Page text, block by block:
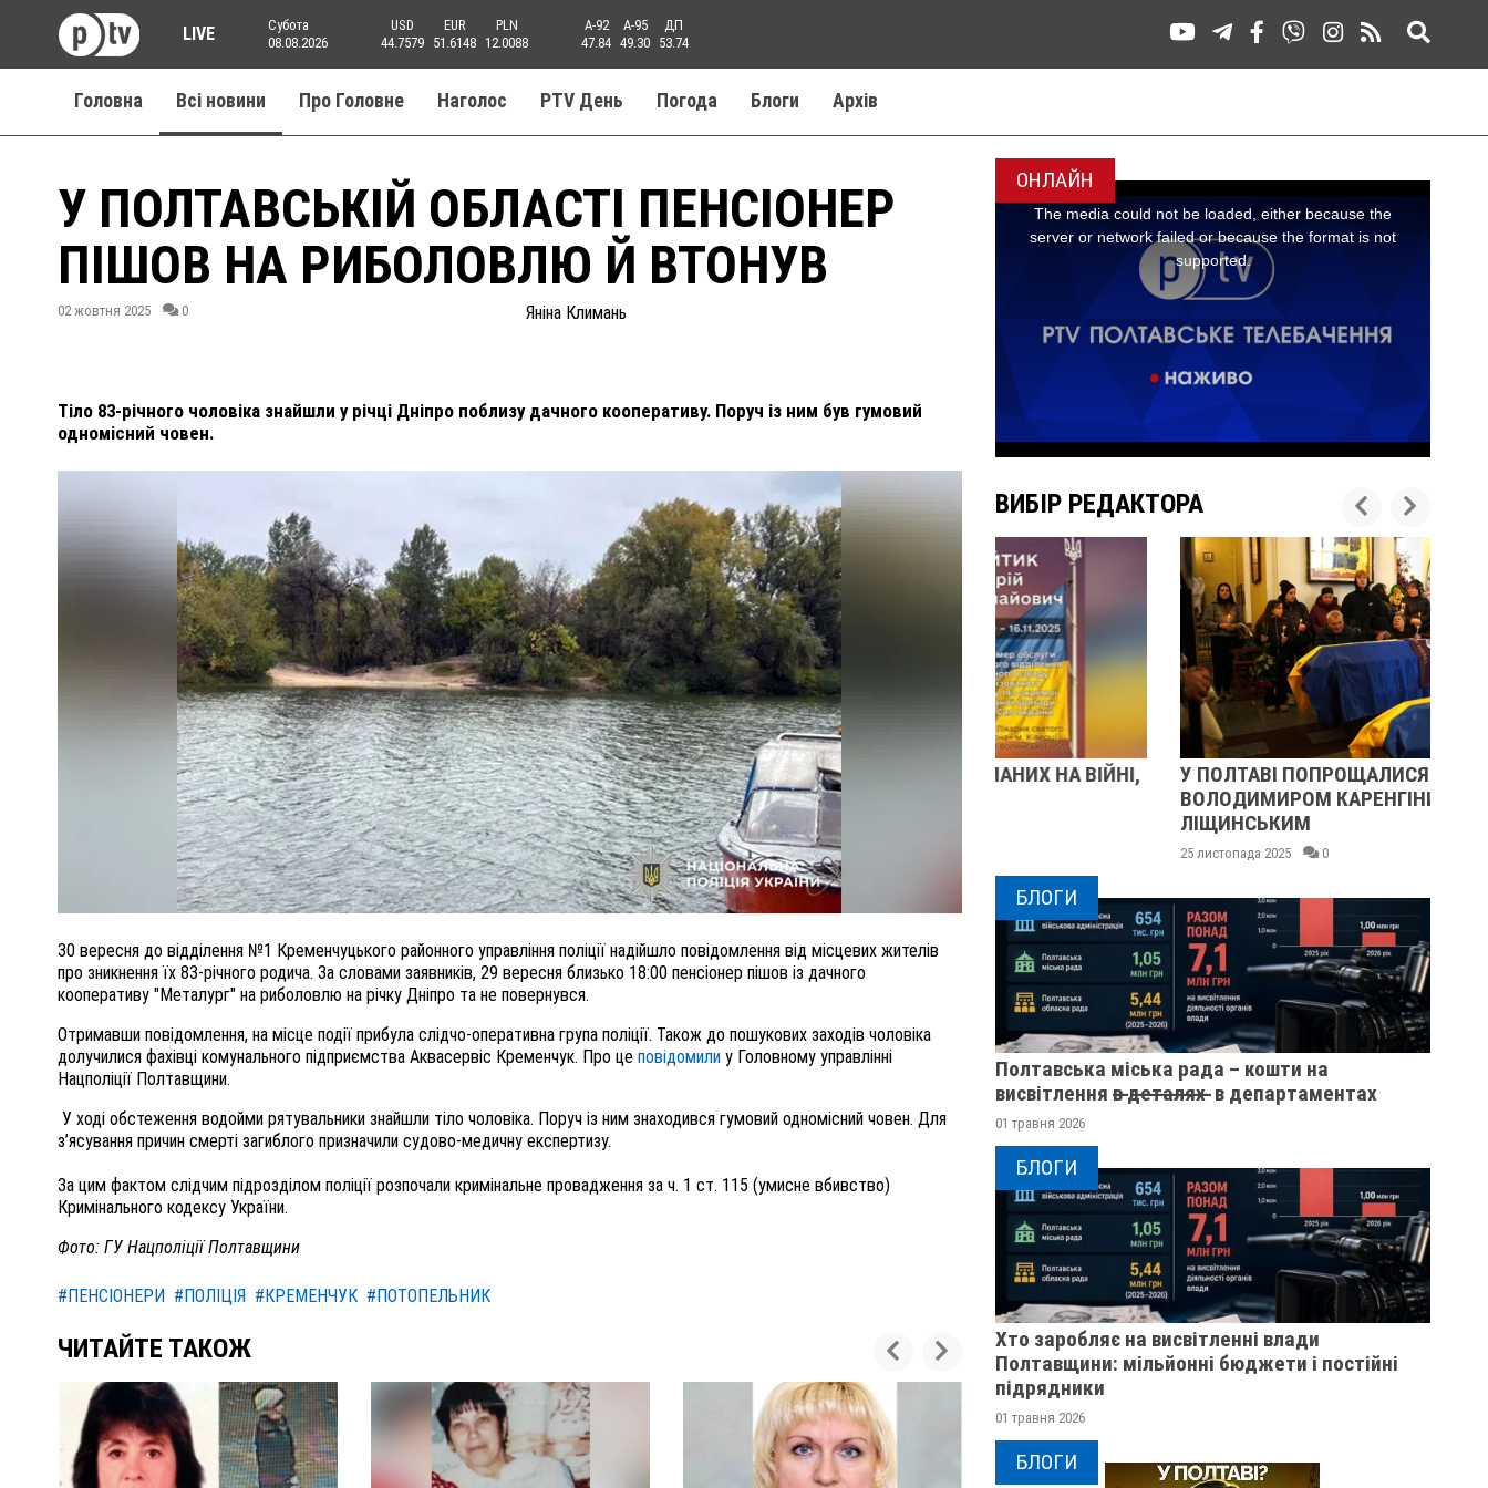
LIVE
Субота
08.08.2026
USD
44.7579
EUR
51.6148
PLN
12.0088
A-92
47.84
A-95
49.30
ДП
53.74
Головна Всі новини Про Головне Наголос PTV День Погода Блоги Aрхів
У ПОЛТАВСЬКІЙ ОБЛАСТІ ПЕНСІОНЕР
ПІШОВ НА РИБОЛОВЛЮ Й ВТОНУВ
02 жовтня 2025 0 Яніна Климань
Тіло 83-річного чоловіка знайшли у річці Дніпро поблизу дачного кооперативу. Поруч із ним був гумовий
одномісний човен.
30 вересня до відділення №1 Кременчуцького районного управління поліції надійшло повідомлення від місцевих жителів
про зникнення їх 83-річного родича. За словами заявників, 29 вересня близько 18:00 пенсіонер пішов із дачного
кооперативу "Металург" на риболовлю на річку Дніпро та не повернувся.
Отримавши повідомлення, на місце події прибула слідчо-оперативна група поліції. Також до пошукових заходів чоловіка
долучилися фахівці комунального підприємства Аквасервіс Кременчук. Про це повідомили у Головному управлінні
Нацполіції Полтавщини.
У ході обстеження водойми рятувальники знайшли тіло чоловіка. Поруч із ним знаходився гумовий одномісний човен. Для
з’ясування причин смерті загиблого призначили судово-медичну експертизу.
За цим фактом слідчим підрозділом поліції розпочали кримінальне провадження за ч. 1 ст. 115 (умисне вбивство)
Кримінального кодексу України.
Фото: ГУ Нацполіції Полтавщини
#ПЕНСІОНЕРИ #ПОЛІЦІЯ #КРЕМЕНЧУК #ПОТОПЕЛЬНИК
ЧИТАЙТЕ ТАКОЖ
ОНЛАЙН
ВИБІР РЕДАКТОРА
ПОЛІЦІЯ ПОЛТАВЩИНИ РОЗШУКУЄ 62-РІЧНУ
ЛЮДМИЛУ ТИМЧЕНКО
0
ВНАСЛІДОК ПОРАНЕНЬ, ОТРИМАНИХ НА ВІЙНІ,
ПОМЕР ВОЇН ЮРІЙ ВОЙТИК
25 листопада 2025 0
У ПОЛТАВІ ПОПРОЩАЛИСЯ ІЗ ВІЙСЬКОВИМИ
ВОЛОДИМИРОМ КАРЕНГІНИМ ТА ОЛЕГОМ
БЛОГИ
Полтавська міська рада – кошти на
висвітлення в̶ ̶д̶е̶т̶а̶л̶я̶х̶ ̶ в департаментах
01 травня 2026
БЛОГИ
Хто заробляє на висвітленні влади
Полтавщини: мільйонні бюджети і постійні
підрядники
01 травня 2026
БЛОГИ